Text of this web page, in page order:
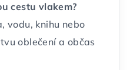
cestu vlakem?
vodu, knihu nebo
oblečení a občas